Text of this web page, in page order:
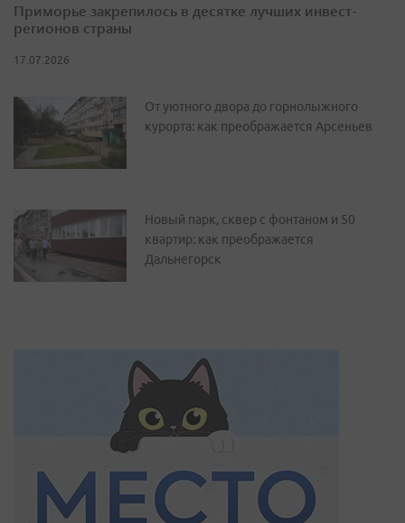
Приморье закрепилось в десятке лучших инвест-
регионов страны
17.07.2026
От уютного двора до горнолыжного
курорта: как преображается Арсеньев
Новый парк, сквер с фонтаном и 50
квартир: как преображается
Дальнегорск